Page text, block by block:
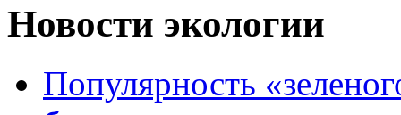
Новости экологии
Популярность